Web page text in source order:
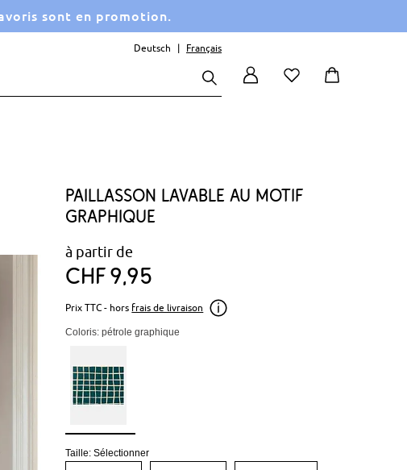
sont en promotion.
Deutsch Français
Paillasson lavable au motif
graphique
à partir de
CHF9 95
Prix TTC - hors frais de livraison
Coloris: pétrole graphique
Taille:Sélectionner